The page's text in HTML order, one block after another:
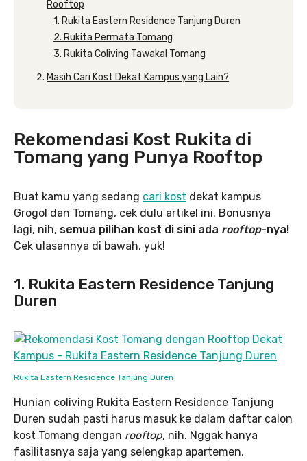
Rooftop
1. Rukita Eastern Residence Tanjung Duren
2. Rukita Permata Tomang
3. Rukita Coliving Tawakal Tomang
Masih Cari Kost Dekat Kampus yang Lain?
Rekomendasi Kost Rukita di
Tomang yang Punya Rooftop
Buat kamu yang sedang cari kost dekat kampus
Grogol dan Tomang, cek dulu artikel ini. Bonusnya
lagi, nih, semua pilihan kost di sini ada rooftop-nya!
Cek ulasannya di bawah, yuk!
1. Rukita Eastern Residence Tanjung
Duren
Rukita Eastern Residence Tanjung Duren
Hunian coliving Rukita Eastern Residence Tanjung
Duren sudah pasti harus masuk ke dalam daftar calon
kost Tomang dengan rooftop, nih. Nggak hanya
fasilitasnya saja yang selengkap apartemen,